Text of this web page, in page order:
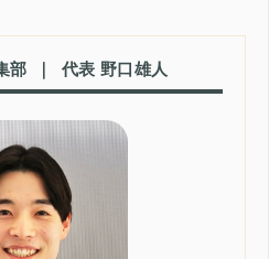
部 代表 野口雄人